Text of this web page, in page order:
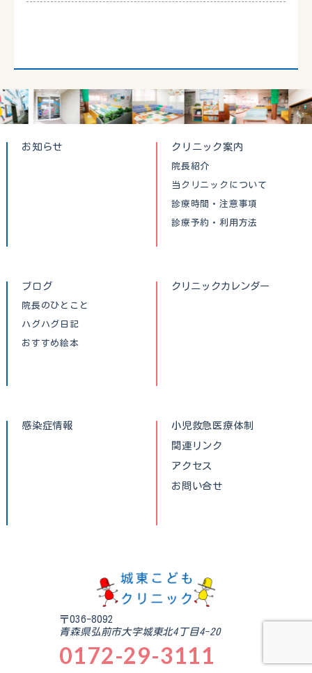
お知らせ クリニック案内
院長紹介
当クリニックについて
診療時間・注意事項
診療予約・利用方法
ブログ
院長のひとこと
ハグハグ日記
おすすめ絵本
クリニックカレンダー
感染症情報
小児救急医療体制
関連リンク
アクセス
お問い合せ
〒036-8092
青森県弘前市大字城東北4丁目4-20
0172-29-3111